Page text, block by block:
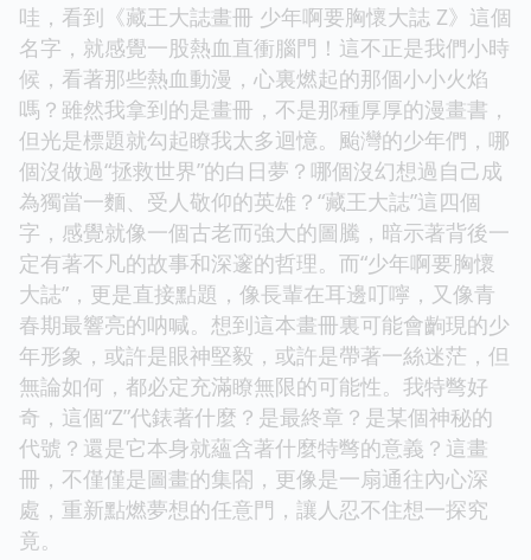
哇，看到《藏王大誌畫冊 少年啊要胸懷大誌 Z》這個
名字，就感覺一股熱血直衝腦門！這不正是我們小時
候，看著那些熱血動漫，心裏燃起的那個小小火焰
嗎？雖然我拿到的是畫冊，不是那種厚厚的漫畫書，
但光是標題就勾起瞭我太多迴憶。颱灣的少年們，哪
個沒做過“拯救世界”的白日夢？哪個沒幻想過自己成
為獨當一麵、受人敬仰的英雄？“藏王大誌”這四個
字，感覺就像一個古老而強大的圖騰，暗示著背後一
定有著不凡的故事和深邃的哲理。而“少年啊要胸懷
大誌”，更是直接點題，像長輩在耳邊叮嚀，又像青
春期最響亮的呐喊。想到這本畫冊裏可能會齣現的少
年形象，或許是眼神堅毅，或許是帶著一絲迷茫，但
無論如何，都必定充滿瞭無限的可能性。我特彆好
奇，這個“Z”代錶著什麼？是最終章？是某個神秘的
代號？還是它本身就蘊含著什麼特彆的意義？這畫
冊，不僅僅是圖畫的集閤，更像是一扇通往內心深
處，重新點燃夢想的任意門，讓人忍不住想一探究
竟。